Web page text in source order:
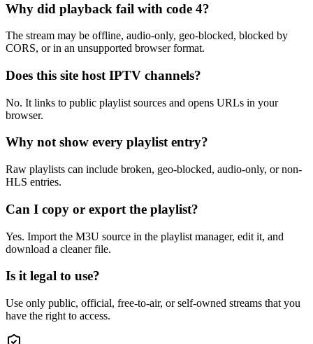
Why did playback fail with code 4?
The stream may be offline, audio-only, geo-blocked, blocked by
CORS, or in an unsupported browser format.
Does this site host IPTV channels?
No. It links to public playlist sources and opens URLs in your
browser.
Why not show every playlist entry?
Raw playlists can include broken, geo-blocked, audio-only, or non-
HLS entries.
Can I copy or export the playlist?
Yes. Import the M3U source in the playlist manager, edit it, and
download a cleaner file.
Is it legal to use?
Use only public, official, free-to-air, or self-owned streams that you
have the right to access.